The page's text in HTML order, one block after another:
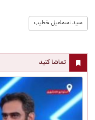
سید اسماعیل خطیب
تماشا کنید